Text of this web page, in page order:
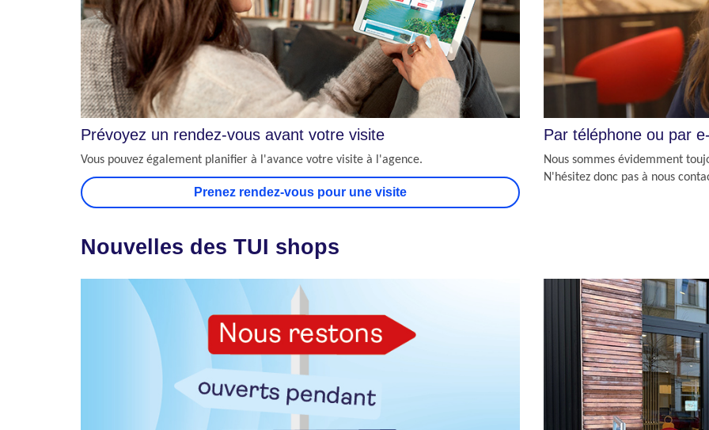
Prévoyez un rendez-vous avant votre visite
Vous pouvez également planifier à l'avance votre visite à l'agence.
Prenez rendez-vous pour une visite
Par téléphone ou par
Nous sommes évidemment
N'hésitez donc pas à nous
Nouvelles des TUI shops